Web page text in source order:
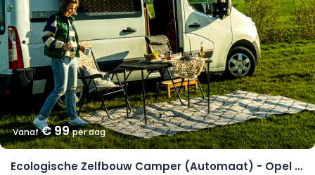
Vanaf€ 99per dag
Ecologische Zelfbouw Camper (Automaat) - Opel Movano 2015 – Richard